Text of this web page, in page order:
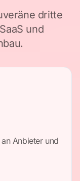
dritte
und
Anbieter und